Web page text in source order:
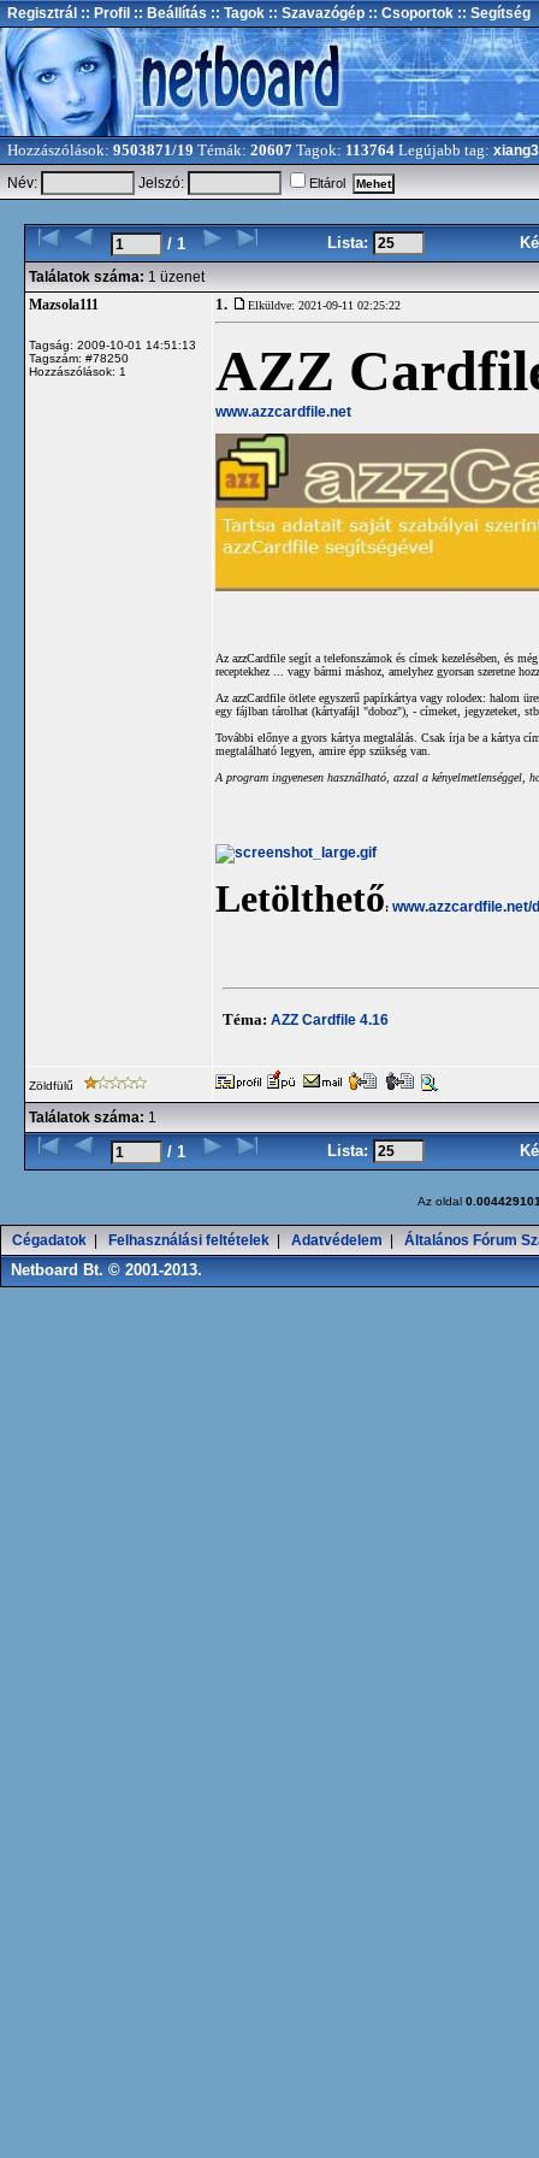
Regisztrál :: Profil :: Beállítás :: Tagok :: Szavazógép :: Csoportok :: Segítség
Hozzászólások: 9503871/19 Témák: 20607 Tagok: 113764 Legújabb tag:
Név:
Jelszó: Eltárol
/ 1 Lista:
Találatok száma: 1 üzenet
Mazsola111
Tagság: 2009-10-01 14:51:13
Tagszám: #78250
Hozzászólások: 1
1. Elküldve: 2021-09-11 02:25:22
AZZ
www.azzcardfile.net
Az azzCardfile segít a telefonszámok és címek kezelésében, és
receptekhez ... vagy bármi máshoz, amelyhez gyorsan szeretne
Az azzCardfile ötlete egyszerű papírkártya vagy rolodex: halom
egy fájlban tárolhat (kártyafájl "doboz"), - címeket, jegyzeteket,
További előnye a gyors kártya megtalálás. Csak írja be a kártya
megtalálható legyen, amire épp szükség van.
A program ingyenesen használható, azzal a kényelmetlenséggel,
Letölthető: www.azzcardfile.net/
Téma: AZZ Cardfile 4.16
Zöldfülű
Találatok száma: 1
/ 1 Lista:
Az oldal
Cégadatok Felhasználási feltételek Adatvédelem Általános Fórum
Netboard Bt. © 2001-2013.